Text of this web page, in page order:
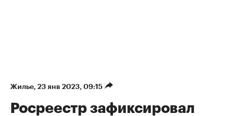
Жилье⁠, 23 янв 2023, 09:15
Росреестр зафиксировал